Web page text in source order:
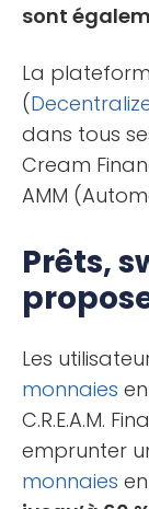
sont
La
(
dans tous
Cream
AMM
Prêts,
Les
monnaies
C.R.E.A.M.
emprunter
monnaies